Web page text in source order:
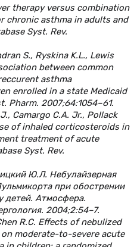
therapy versus combination
chronic asthma in adults and
Syst. Rev.
S., Ryskina K.L., Lewis
between common
asthma
enrolled in a state Medicaid
Pharm. 2007;64:1054–61.
Camargo C.A. Jr., Pollack
of inhaled corticosteroids in
treatment of acute
Syst. Rev.
Ю.Л. Небулайзерная
при обострении
детей. Атмосфера.
2004;2:54–7.
R.C. Effects of nebulized
moderate-to-severe acute